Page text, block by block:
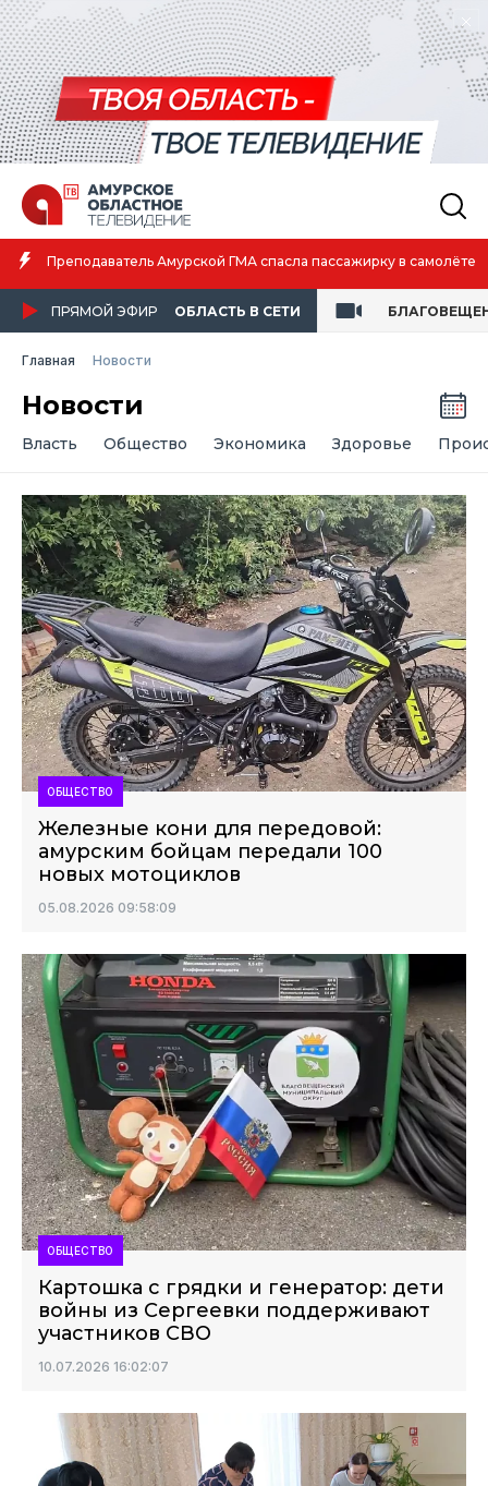
Амурская спортсменка выиграла первенство России по лёгкой
атлетике
ПРЯМОЙ ЭФИР ОБЛАСТЬ В СЕТИ
Главная Новости
Новости
Власть Общество Экономика Здоровье
ОБЩЕСТВО
Железные кони для передовой:
амурским бойцам передали 100
новых мотоциклов
05.08.2026 09:58:09
ОБЩЕСТВО
Картошка с грядки и генератор: дети
войны из Сергеевки поддерживают
участников СВО
10.07.2026 16:02:07